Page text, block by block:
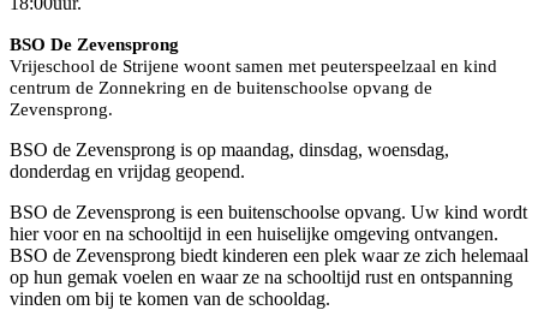
BSO De Zevensprong
Vrijeschool de Strijene woont samen met peuterspeelzaal en kind
centrum de Zonnekring en de buitenschoolse opvang de
Zevensprong.
BSO de Zevensprong is op maandag, dinsdag, woensdag,
donderdag en vrijdag geopend.
BSO de Zevensprong is een buitenschoolse opvang. Uw kind wordt
hier voor en na schooltijd in een huiselijke omgeving ontvangen.
BSO de Zevensprong biedt kinderen een plek waar ze zich helemaal
op hun gemak voelen en waar ze na schooltijd rust en ontspanning
vinden om bij te komen van de schooldag.